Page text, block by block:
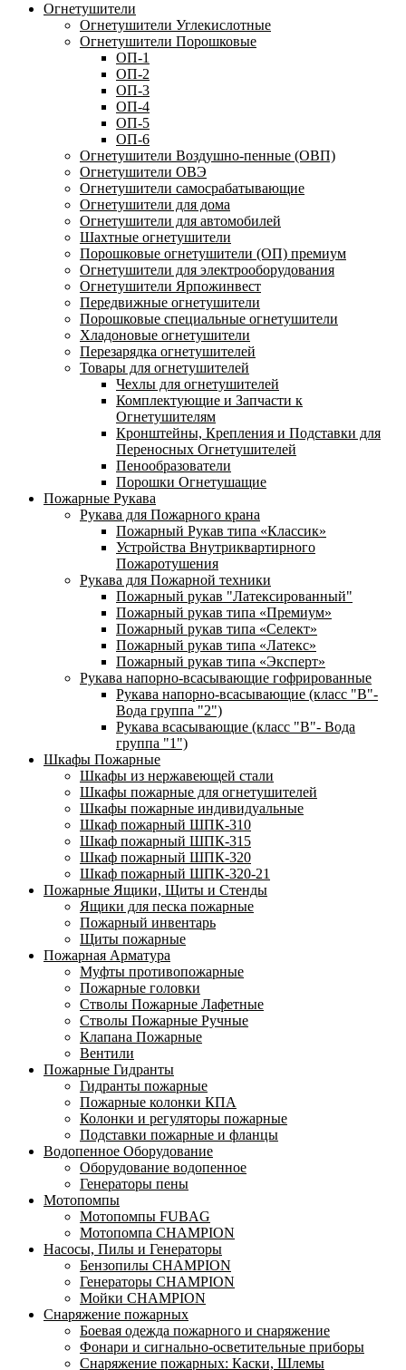
Огнетушители
Огнетушители Углекислотные
Огнетушители Порошковые
ОП-1
ОП-2
ОП-3
ОП-4
ОП-5
ОП-6
Огнетушители Воздушно-пенные (ОВП)
Огнетушители ОВЭ
Огнетушители самосрабатывающие
Огнетушители для дома
Огнетушители для автомобилей
Шахтные огнетушители
Порошковые огнетушители (ОП) премиум
Огнетушители для электрооборудования
Огнетушители Ярпожинвест
Передвижные огнетушители
Порошковые специальные огнетушители
Хладоновые огнетушители
Перезарядка огнетушителей
Товары для огнетушителей
Чехлы для огнетушителей
Комплектующие и Запчасти к
Огнетушителям
Кронштейны, Крепления и Подставки для
Переносных Огнетушителей
Пенообразователи
Порошки Огнетушащие
Пожарные Рукава
Рукава для Пожарного крана
Пожарный Рукав типа «Классик»
Устройства Внутриквартирного
Пожаротушения
Рукава для Пожарной техники
Пожарный рукав "Латексированный"
Пожарный рукав типа «Премиум»
Пожарный рукав типа «Селект»
Пожарный рукав типа «Латекс»
Пожарный рукав типа «Эксперт»
Рукава напорно-всасывающие гофрированные
Рукава напорно-всасывающие (класс "В"-
Вода группа "2")
Рукава всасывающие (класс "В"- Вода
группа "1")
Шкафы Пожарные
Шкафы из нержавеющей стали
Шкафы пожарные для огнетушителей
Шкафы пожарные индивидуальные
Шкаф пожарный ШПК-310
Шкаф пожарный ШПК-315
Шкаф пожарный ШПК-320
Шкаф пожарный ШПК-320-21
Пожарные Ящики, Щиты и Стенды
Ящики для песка пожарные
Пожарный инвентарь
Щиты пожарные
Пожарная Арматура
Муфты противопожарные
Пожарные головки
Стволы Пожарные Лафетные
Стволы Пожарные Ручные
Клапана Пожарные
Вентили
Пожарные Гидранты
Гидранты пожарные
Пожарные колонки КПА
Колонки и регуляторы пожарные
Подставки пожарные и фланцы
Водопенное Оборудование
Оборудование водопенное
Генераторы пены
Мотопомпы
Мотопомпы FUBAG
Мотопомпа CHAMPION
Насосы, Пилы и Генераторы
Бензопилы CHAMPION
Генераторы CHAMPION
Мойки CHAMPION
Снаряжение пожарных
Боевая одежда пожарного и снаряжение
Фонари и сигнально-осветительные приборы
Снаряжение пожарных: Каски, Шлемы